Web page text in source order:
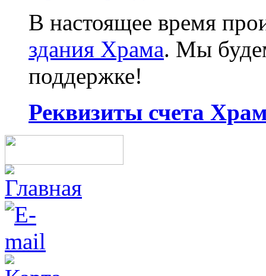
В настоящее время
здания Храма. Мы
поддержке!
Реквизиты счета